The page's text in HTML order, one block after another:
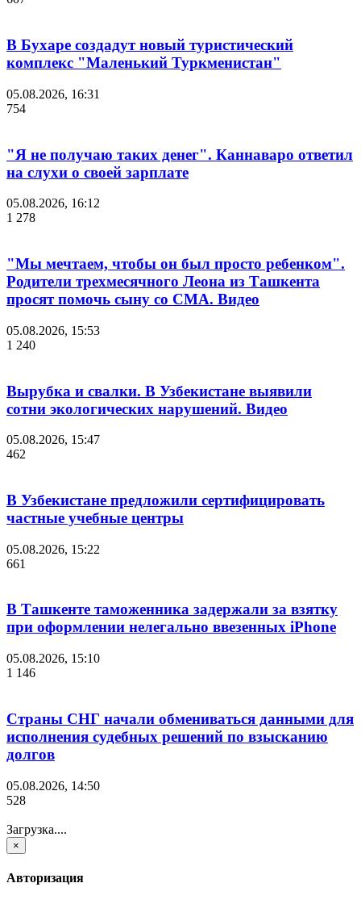
В Бухаре создадут новый туристический
комплекс "Маленький Туркменистан"
05.08.2026, 16:31
754
"Я не получаю таких денег". Каннаваро ответил
на слухи о своей зарплате
05.08.2026, 16:12
1 278
"Мы мечтаем, чтобы он был просто ребенком".
Родители трехмесячного Леона из Ташкента
просят помочь сыну со СМА. Видео
05.08.2026, 15:53
1 240
Вырубка и свалки. В Узбекистане выявили
сотни экологических нарушений. Видео
05.08.2026, 15:47
462
В Узбекистане предложили сертифицировать
частные учебные центры
05.08.2026, 15:22
661
В Ташкенте таможенника задержали за взятку
при оформлении нелегально ввезенных iPhone
05.08.2026, 15:10
1 146
Страны СНГ начали обмениваться данными для
исполнения судебных решений по взысканию
долгов
05.08.2026, 14:50
528
Загрузка....
×
Авторизация